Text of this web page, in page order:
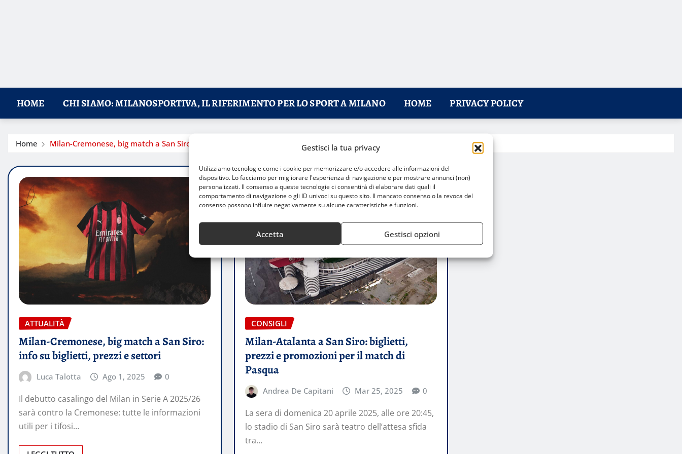
Gestisci la tua privacy
Utilizziamo tecnologie come i cookie per memorizzare e/o accedere alle informazioni del
dispositivo. Lo facciamo per migliorare l'esperienza di navigazione e per mostrare annunci (non)
personalizzati. Il consenso a queste tecnologie ci consentirà di elaborare dati quali il
comportamento di navigazione o gli ID univoci su questo sito. Il mancato consenso o la revoca del
consenso possono influire negativamente su alcune caratteristiche e funzioni.
Accetta Gestisci opzioni
HOME CHI SIAMO: MILANOSPORTIVA, IL RIFERIMENTO PER LO SPORT A MILANO HOME PRIVACY POLICY
Home Milan-Cremonese, big match a San Siro: info su biglietti, prezzi e settori
ATTUALITÀ
Milan-Cremonese, big match a San Siro:
info su biglietti, prezzi e settori
Luca Talotta Ago 1, 2025 0
Il debutto casalingo del Milan in Serie A 2025/26
sarà contro la Cremonese: tutte le informazioni
utili per i tifosi…
CONSIGLI
Milan-Atalanta a San Siro: biglietti,
prezzi e promozioni per il match di
Pasqua
Andrea De Capitani Mar 25, 2025 0
La sera di domenica 20 aprile 2025, alle ore 20:45,
lo stadio di San Siro sarà teatro dell’attesa sfida
tra…